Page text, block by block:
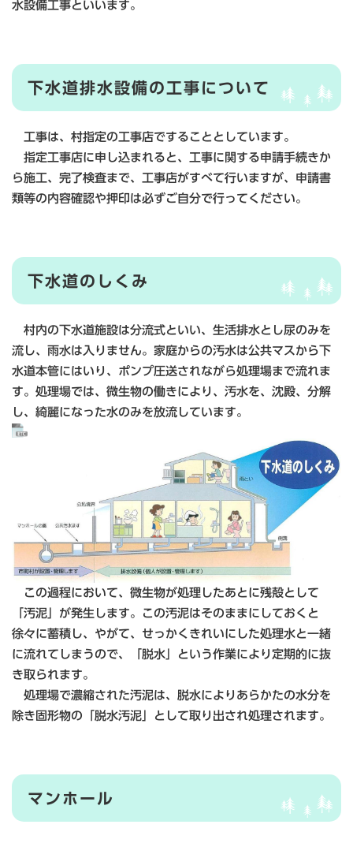
水設備工事といいます。
下水道排水設備の工事について
工事は、村指定の工事店ですることとしています。
指定工事店に申し込まれると、工事に関する申請手続きか
ら施工、完了検査まで、工事店がすべて行いますが、申請書
類等の内容確認や押印は必ずご自分で行ってください。
下水道のしくみ
村内の下水道施設は分流式といい、生活排水とし尿のみを
流し、雨水は入りません。家庭からの汚水は公共マスから下
水道本管にはいり、ポンプ圧送されながら処理場まで流れま
す。処理場では、微生物の働きにより、汚水を、沈殿、分解
し、綺麗になった水のみを放流しています。
この過程において、微生物が処理したあとに残殻として
「汚泥」が発生します。この汚泥はそのままにしておくと
徐々に蓄積し、やがて、せっかくきれいにした処理水と一緒
に流れてしまうので、「脱水」という作業により定期的に抜
き取られます。
処理場で濃縮された汚泥は、脱水によりあらかたの水分を
除き固形物の「脱水汚泥」として取り出され処理されます。
マンホール